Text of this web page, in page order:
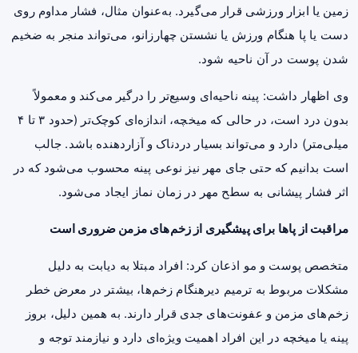
زمین یا ابزار ورزشی قرار می‌گیرد. به‌عنوان مثال، فشار مداوم روی
دست یا پا هنگام ورزش یا نشستن چهارزانو، می‌تواند منجر به ضخیم
شدن پوست در آن ناحیه شود.
وی اظهار داشت: پینه ناحیه‌ای وسیع‌تر را درگیر می‌کند و معمولاً
بدون درد است، در حالی که میخچه، اندازه‌ای کوچک‌تر (حدود ۳ تا ۴
میلی‌متر) دارد و می‌تواند بسیار دردناک و آزاردهنده باشد. جالب
است بدانیم که حتی جای مهر نیز نوعی پینه محسوب می‌شود که در
اثر فشار پیشانی به سطح مهر در زمان نماز ایجاد می‌شود.
مراقبت از پاها برای پیشگیری از زخم‌های مزمن ضروری است
متخصص پوست و مو اذعان کرد: افراد مبتلا به دیابت به دلیل
مشکلات مربوط به ترمیم دیرهنگام زخم‌ها، بیشتر در معرض خطر
زخم‌های مزمن و عفونت‌های جدی قرار دارند. به همین دلیل، بروز
پینه یا میخچه در این افراد اهمیت ویژه‌ای دارد و نیازمند توجه و